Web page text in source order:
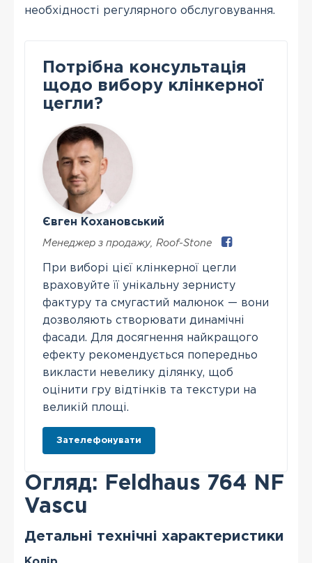
необхідності регулярного обслуговування.
Потрібна консультація
щодо вибору клінкерної
цегли?
Євген Кохановський
Менеджер з продажу, Roof-Stone
При виборі цієї клінкерної цегли
враховуйте її унікальну зернисту
фактуру та смугастий малюнок — вони
дозволяють створювати динамічні
фасади. Для досягнення найкращого
ефекту рекомендується попередньо
викласти невелику ділянку, щоб
оцінити гру відтінків та текстури на
великій площі.
Зателефонувати
Огляд: Feldhaus 764 NF
Vascu
Детальні технічні характеристики